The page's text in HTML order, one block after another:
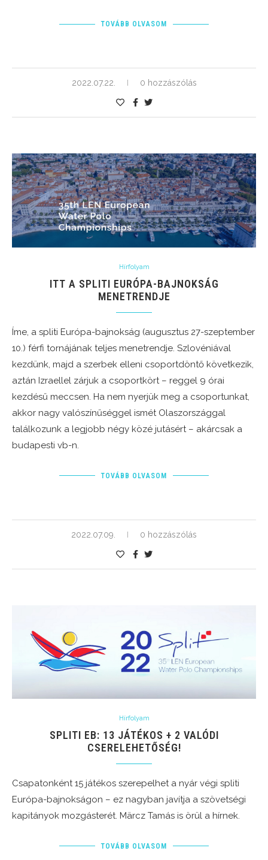
TOVÁBB OLVASOM
2022.07.22. 0 hozzászólás
Hírfolyam
ITT A SPLITI EURÓPA-BAJNOKSÁG
MENETRENDJE
Íme, a spliti Európa-bajnokság (augusztus 27-szeptember
10.) férfi tornájának teljes menetrendje. Szlovéniával
kezdünk, majd a szerbek elleni csoportdöntő következik,
aztán Izraellel zárjuk a csoportkört – reggel 9 órai
kezdésű meccsen. Ha nem nyerjük meg a csoportunkat,
akkor nagy valószínűséggel ismét Olaszországgal
találkozunk a legjobb négy közé jutásért – akárcsak a
budapesti vb-n.
TOVÁBB OLVASOM
2022.07.09. 0 hozzászólás
Hírfolyam
SPLITI EB: 13 JÁTÉKOS + 2 VALÓDI
CSERELEHETŐSÉG!
Csapatonként 15 játékos szerepelhet a nyár végi spliti
Európa-bajnokságon – ez nagyban javítja a szövetségi
kapitányok mozgásterét. Märcz Tamás is örül a hírnek.
TOVÁBB OLVASOM